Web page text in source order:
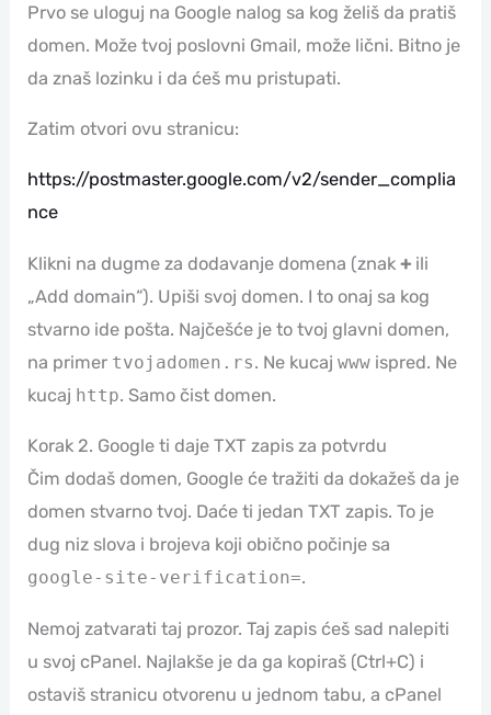
Prvo se uloguj na Google nalog sa kog želiš da pratiš
domen. Može tvoj poslovni Gmail, može lični. Bitno je
da znaš lozinku i da ćeš mu pristupati.
Zatim otvori ovu stranicu:
https://postmaster.google.com/v2/sender_complia
nce
Klikni na dugme za dodavanje domena (znak+ ili
„Add domain“). Upiši svoj domen. I to onaj sa kog
stvarno ide pošta. Najčešće je to tvoj glavni domen,
na primer tvojadomen.rs. Ne kucajwww ispred. Ne
kucaj http. Samo čist domen.
Korak 2. Google ti daje TXT zapis za potvrdu
Čim dodaš domen, Google će tražiti da dokažeš da je
domen stvarno tvoj. Daće ti jedan TXT zapis. To je
dug niz slova i brojeva koji obično počinje sa
google-site-verification=.
Nemoj zatvarati taj prozor. Taj zapis ćeš sad nalepiti
u svoj cPanel. Najlakše je da ga kopiraš (Ctrl+C) i
ostaviš stranicu otvorenu u jednom tabu, a cPanel